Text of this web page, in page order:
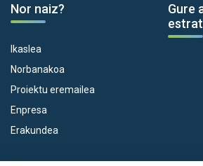
Nor naiz?
Ikaslea
Norbanakoa
Proiektu eremailea
Enpresa
Erakundea
Gure